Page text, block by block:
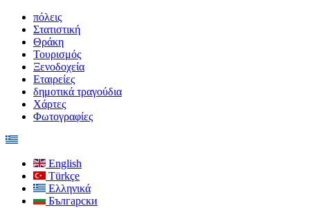
πόλεις
Στατιστική
Θράκη
Τουρισμός
Ξενοδοχεία
Εταιρείες
δημοτικά τραγούδια
Χάρτες
Φωτογραφίες
English
Türkçe
Ελληνικά
Български